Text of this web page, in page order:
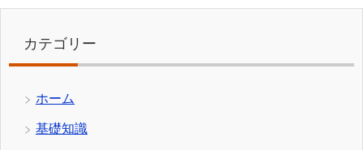
カテゴリー
ホーム
基礎知識